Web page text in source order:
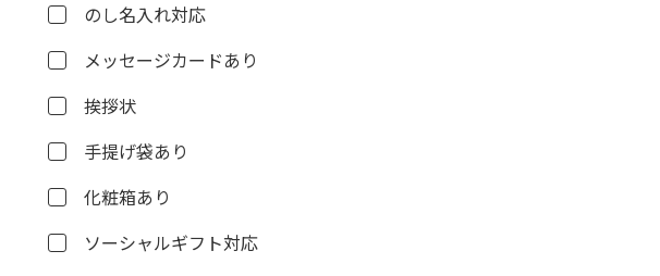
のし名入れ対応
メッセージカードあり
挨拶状
手提げ袋あり
化粧箱あり
ソーシャルギフト対応